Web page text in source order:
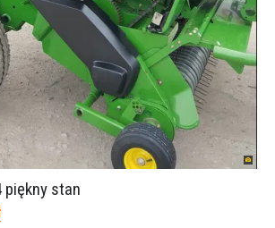
piękny stan